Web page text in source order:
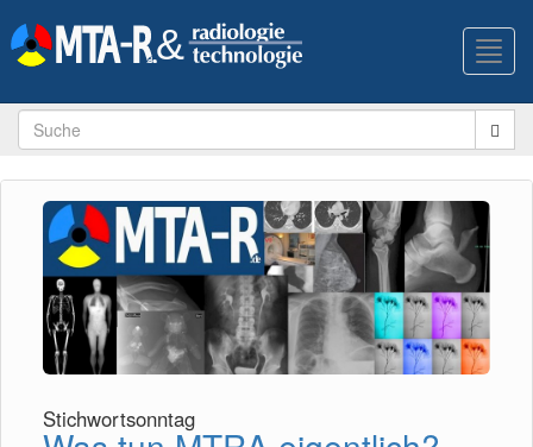
Stichwortsonntag